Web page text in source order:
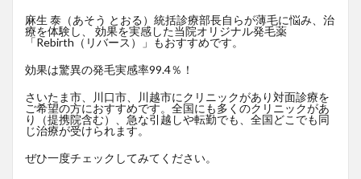
麻生 泰（あそう とおる）統括診療部長自らが薄毛に悩み、治
療を体験し、 効果を実感した当院オリジナル発毛薬
「Rebirth（リバース）」もおすすめです。
効果は驚異の発毛実感率99.4％！
さいたま市、川口市、川越市にクリニックがあり対面診療を
ご希望の方におすすめです。全国にも多くのクリニックがあ
り（提携院含む）、急な引越しや転勤でも、全国どこでも同
じ治療が受けられます。
ぜひ一度チェックしてみてください。